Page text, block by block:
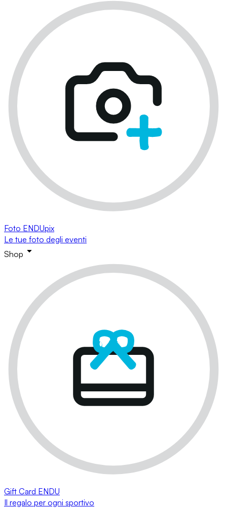
Foto ENDUpix
Le tue foto degli eventi
Shop
Gift Card ENDU
Il regalo per ogni sportivo